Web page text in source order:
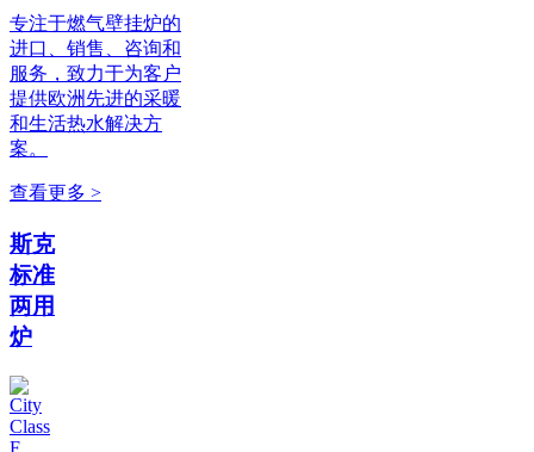
专注于燃气壁挂炉的
进口、销售、咨询和
服务，致力于为客户
提供欧洲先进的采暖
和生活热水解决方
案。
查看更多 >
斯克
标准
两用
炉